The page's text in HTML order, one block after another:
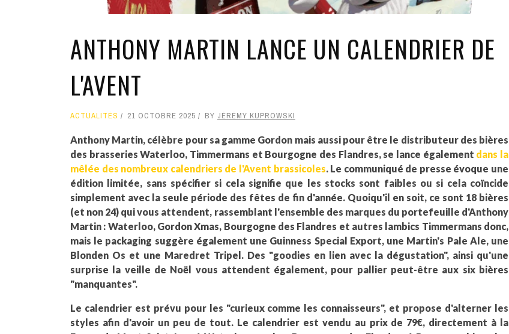
ANTHONY MARTIN LANCE UN CALENDRIER DE
L'AVENT
ACTUALITÉS 21 OCTOBRE 2025 BY JÉRÉMY KUPROWSKI
Anthony Martin, célèbre pour sa gamme Gordon mais aussi pour être le distributeur des bières
des brasseries Waterloo, Timmermans et Bourgogne des Flandres, se lance également dans la
mêlée des nombreux calendriers de l'Avent brassicoles. Le communiqué de presse évoque une
édition limitée, sans spécifier si cela signifie que les stocks sont faibles ou si cela coïncide
simplement avec la seule période des fêtes de fin d'année. Quoiqu'il en soit, ce sont 18 bières
(et non 24) qui vous attendent, rassemblant l'ensemble des marques du portefeuille d'Anthony
Martin : Waterloo, Gordon Xmas, Bourgogne des Flandres et autres lambics Timmermans donc,
mais le packaging suggère également une Guinness Special Export, une Martin's Pale Ale, une
Blonden Os et une Maredret Tripel. Des "goodies en lien avec la dégustation", ainsi qu'une
surprise la veille de Noël vous attendent également, pour pallier peut-être aux six bières
"manquantes".
Le calendrier est prévu pour les "curieux comme les connaisseurs", et propose d'alterner les
styles afin d'avoir un peu de tout. Le calendrier est vendu au prix de 79€, directement à la